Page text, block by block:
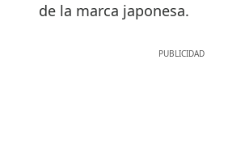
de la marca japonesa.